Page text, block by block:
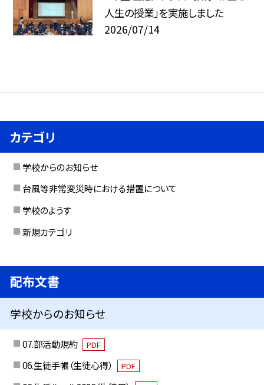
人生の授業」を実施しました
2026/07/14
カテゴリ
学校からのお知らせ
台風等非常変災時における措置について
学校のようす
新規カテゴリ
配布文書
学校からのお知らせ
07.部活動規約 PDF
06.生徒手帳（生徒心得） PDF